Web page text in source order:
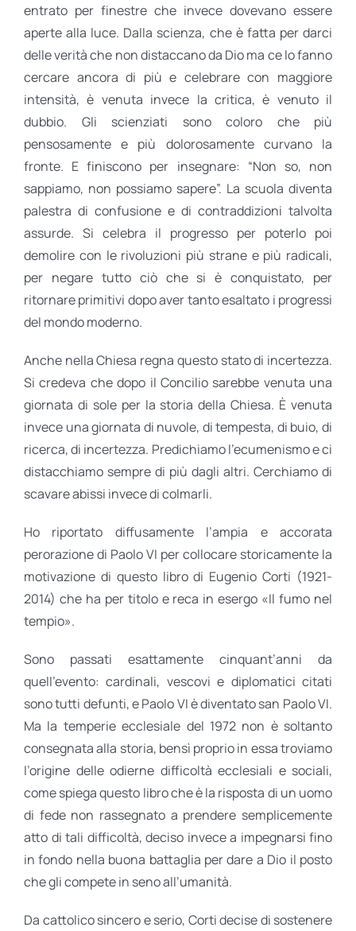
entrato per finestre che invece dovevano essere
aperte alla luce. Dalla scienza, che è fatta per darci
delle verità che non distaccano da Dio ma ce lo fanno
cercare ancora di più e celebrare con maggiore
intensità, è venuta invece la critica, è venuto il
dubbio. Gli scienziati sono coloro che più
pensosamente e più dolorosamente curvano la
fronte. E finiscono per insegnare: “Non so, non
sappiamo, non possiamo sapere”. La scuola diventa
palestra di confusione e di contraddizioni talvolta
assurde. Si celebra il progresso per poterlo poi
demolire con le rivoluzioni più strane e più radicali,
per negare tutto ciò che si è conquistato, per
ritornare primitivi dopo aver tanto esaltato i progressi
del mondo moderno.
Anche nella Chiesa regna questo stato di incertezza.
Si credeva che dopo il Concilio sarebbe venuta una
giornata di sole per la storia della Chiesa. È venuta
invece una giornata di nuvole, di tempesta, di buio, di
ricerca, di incertezza. Predichiamo l’ecumenismo e ci
distacchiamo sempre di più dagli altri. Cerchiamo di
scavare abissi invece di colmarli.
Ho riportato diffusamente l’ampia e accorata
perorazione di Paolo VI per collocare storicamente la
motivazione di questo libro di Eugenio Corti (1921-
2014) che ha per titolo e reca in esergo «Il fumo nel
tempio».
Sono passati esattamente cinquant’anni da
quell’evento: cardinali, vescovi e diplomatici citati
sono tutti defunti, e Paolo VI è diventato san Paolo VI.
Ma la temperie ecclesiale del 1972 non è soltanto
consegnata alla storia, bensì proprio in essa troviamo
l’origine delle odierne difficoltà ecclesiali e sociali,
come spiega questo libro che è la risposta di un uomo
di fede non rassegnato a prendere semplicemente
atto di tali difficoltà, deciso invece a impegnarsi fino
in fondo nella buona battaglia per dare a Dio il posto
che gli compete in seno all’umanità.
Da cattolico sincero e serio, Corti decise di sostenere